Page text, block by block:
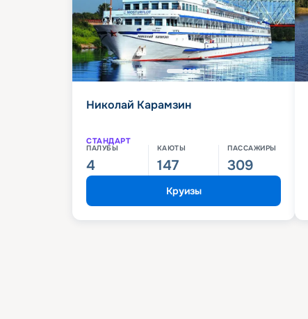
Николай Карамзин
СТАНДАРТ
ПАЛУБЫ
4
КАЮТЫ
147
ПАССАЖИРЫ
309
Круизы